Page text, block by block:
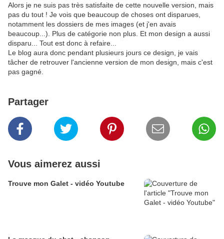
Alors je ne suis pas très satisfaite de cette nouvelle version, mais
pas du tout ! Je vois que beaucoup de choses ont disparues,
notamment les dossiers de mes images (et j'en avais
beaucoup...). Plus de catégorie non plus. Et mon design a aussi
disparu... Tout est donc à refaire...
Le blog aura donc pendant plusieurs jours ce design, je vais
tâcher de retrouver l'ancienne version de mon design, mais c'est
pas gagné.
Partager
Vous aimerez aussi
Trouve mon Galet - vidéo Youtube